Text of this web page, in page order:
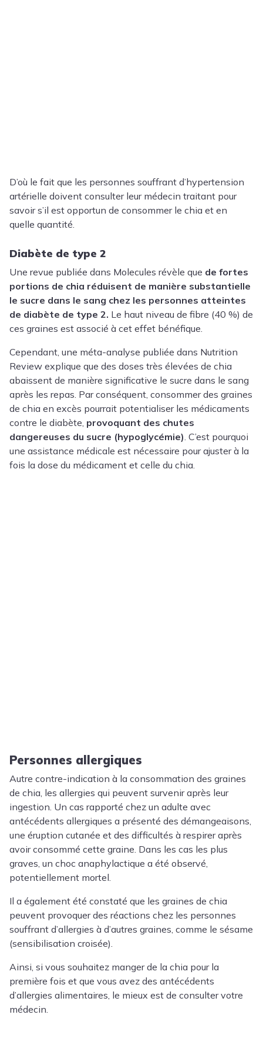
D’où le fait que les personnes souffrant d’hypertension
artérielle doivent consulter leur médecin traitant pour
savoir s’il est opportun de consommer le chia et en
quelle quantité.
Diabète de type 2
Une revue publiée dans Molecules révèle que de fortes
portions de chia réduisent de manière substantielle
le sucre dans le sang chez les personnes atteintes
de diabète de type 2. Le haut niveau de fibre (40 %) de
ces graines est associé à cet effet bénéfique.
Cependant, une méta-analyse publiée dans Nutrition
Review explique que des doses très élevées de chia
abaissent de manière significative le sucre dans le sang
après les repas. Par conséquent, consommer des graines
de chia en excès pourrait potentialiser les médicaments
contre le diabète, provoquant des chutes
dangereuses du sucre (hypoglycémie). C’est pourquoi
une assistance médicale est nécessaire pour ajuster à la
fois la dose du médicament et celle du chia.
Personnes allergiques
Autre contre-indication à la consommation des graines
de chia, les allergies qui peuvent survenir après leur
ingestion. Un cas rapporté chez un adulte avec
antécédents allergiques a présenté des démangeaisons,
une éruption cutanée et des difficultés à respirer après
avoir consommé cette graine. Dans les cas les plus
graves, un choc anaphylactique a été observé,
potentiellement mortel.
Il a également été constaté que les graines de chia
peuvent provoquer des réactions chez les personnes
souffrant d’allergies à d’autres graines, comme le sésame
(sensibilisation croisée).
Ainsi, si vous souhaitez manger de la chia pour la
première fois et que vous avez des antécédents
d’allergies alimentaires, le mieux est de consulter votre
médecin.